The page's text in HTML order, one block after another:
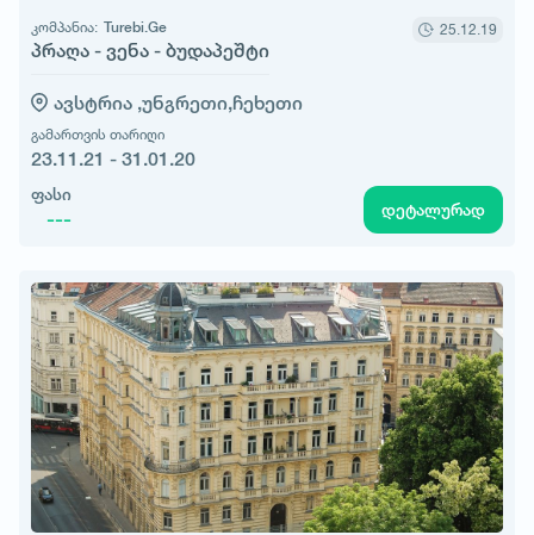
კომპანია: Turebi.Ge
პრაღა - ვენა - ბუდაპეშტი
25.12.19
ავსტრია ,უნგრეთი,ჩეხეთი
გამართვის თარიღი
23.11.21 - 31.01.20
ფასი
--- დეტალურად